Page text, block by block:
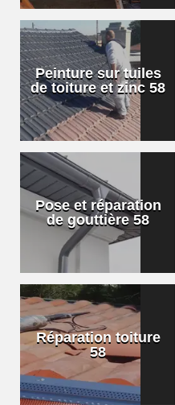
Peinture sur tuiles
de toiture et zinc 58
Pose et réparation
de gouttière 58
Réparation toiture
58